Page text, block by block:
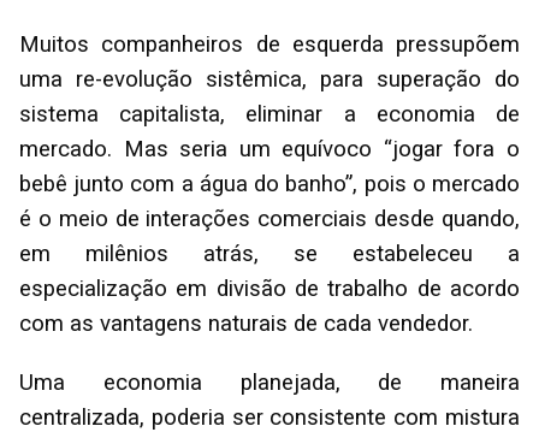
Muitos companheiros de esquerda pressupõem
uma re-evolução sistêmica, para superação do
sistema capitalista, eliminar a economia de
mercado. Mas seria um equívoco “jogar fora o
bebê junto com a água do banho”, pois o mercado
é o meio de interações comerciais desde quando,
em milênios atrás, se estabeleceu a
especialização em divisão de trabalho de acordo
com as vantagens naturais de cada vendedor.
Uma economia planejada, de maneira
centralizada, poderia ser consistente com mistura